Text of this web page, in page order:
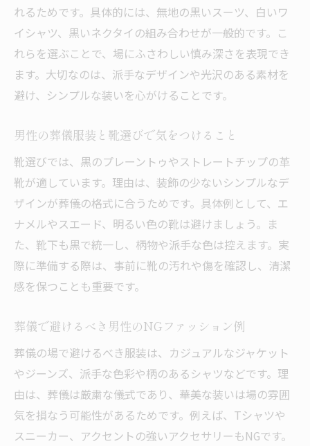
れるためです。具体的には、無地の黒いスーツ、白いワ
イシャツ、黒いネクタイの組み合わせが一般的です。こ
れらを選ぶことで、場にふさわしい慎み深さを表現でき
ます。大切なのは、派手なデザインや光沢のある素材を
避け、シンプルな装いを心がけることです。
男性の葬儀服装と靴選びで気をつけること
靴選びでは、黒のプレーントゥやストレートチップの革
靴が適しています。理由は、装飾の少ないシンプルなデ
ザインが葬儀の格式に合うためです。具体例として、エ
ナメルやスエード、明るい色の靴は避けましょう。ま
た、靴下も黒で統一し、柄物や派手な色は控えます。実
際に準備する際は、事前に靴の汚れや傷を確認し、清潔
感を保つことも重要です。
葬儀で避けるべき男性のNGファッション例
葬儀の場で避けるべき服装は、カジュアルなジャケット
やジーンズ、派手な色彩や柄のあるシャツなどです。理
由は、葬儀は厳粛な儀式であり、華美な装いは場の雰囲
気を損なう可能性があるためです。例えば、Tシャツや
スニーカー、アクセントの強いアクセサリーもNGです。